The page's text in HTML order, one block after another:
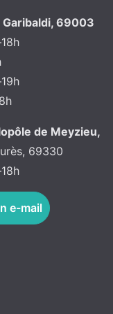
69003
de Meyzieu,
69330
e-mail